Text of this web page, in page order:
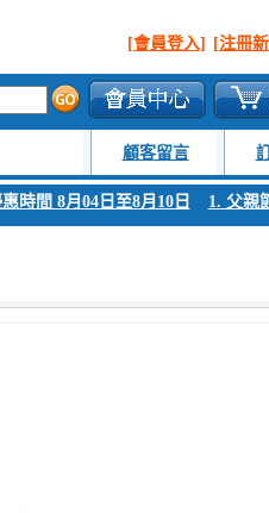
[會員登入] [注冊
顧客留言
8月04日至8月10日 1. 父親節感